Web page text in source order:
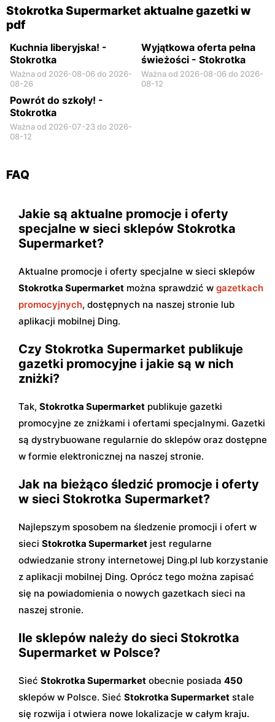
Stokrotka Supermarket aktualne gazetki w
pdf
Kuchnia Iiberyjska! -
Stokrotka
Ważna od 2026-08-06 do 2026-
08-26
Wyjątkowa oferta pełna
świeżości - Stokrotka
Ważna od 2026-08-06 do 2026-
08-12
Powrót do szkoły! -
Stokrotka
Ważna od 2026-07-23 do 2026-
08-12
FAQ
Jakie są aktualne promocje i oferty
specjalne w sieci sklepów Stokrotka
Supermarket?
Aktualne promocje i oferty specjalne w sieci sklepów
Stokrotka Supermarket można sprawdzić w gazetkach
promocyjnych, dostępnych na naszej stronie lub
aplikacji mobilnej Ding.
Czy Stokrotka Supermarket publikuje
gazetki promocyjne i jakie są w nich
zniżki?
Tak, Stokrotka Supermarket publikuje gazetki
promocyjne ze zniżkami i ofertami specjalnymi. Gazetki
są dystrybuowane regularnie do sklepów oraz dostępne
w formie elektronicznej na naszej stronie.
Jak na bieżąco śledzić promocje i oferty
w sieci Stokrotka Supermarket?
Najlepszym sposobem na śledzenie promocji i ofert w
sieci Stokrotka Supermarket jest regularne
odwiedzanie strony internetowej Ding.pl lub korzystanie
z aplikacji mobilnej Ding. Oprócz tego można zapisać
się na powiadomienia o nowych gazetkach sieci na
naszej stronie.
Ile sklepów należy do sieci Stokrotka
Supermarket w Polsce?
Sieć Stokrotka Supermarket obecnie posiada 450
sklepów w Polsce. Sieć Stokrotka Supermarket stale
się rozwija i otwiera nowe lokalizacje w całym kraju.